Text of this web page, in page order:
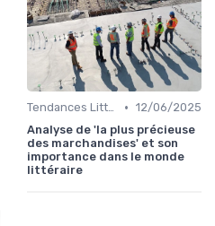
Tendances Littéraires • 12/06/2025
Analyse de 'la plus précieuse
des marchandises' et son
importance dans le monde
littéraire